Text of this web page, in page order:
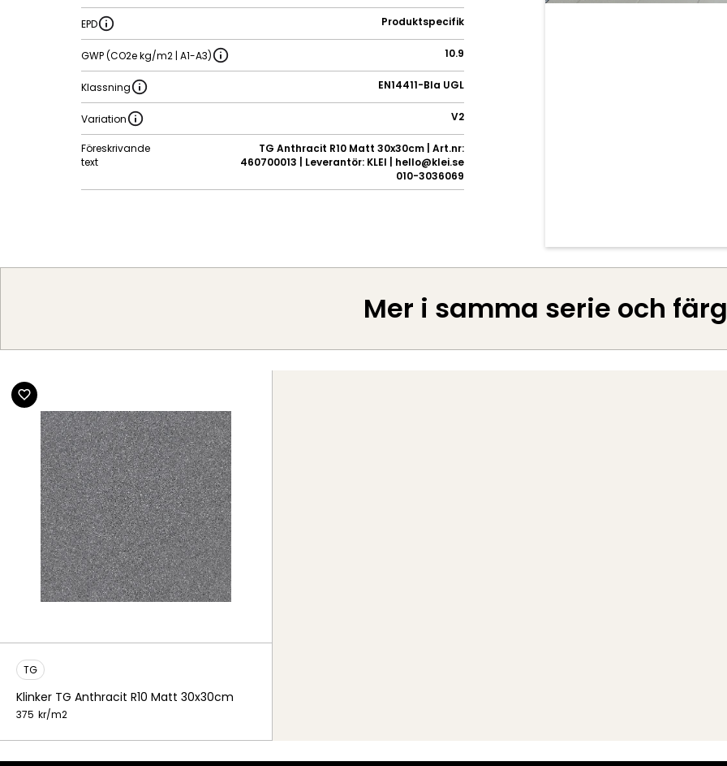
EPD Produktspecifik
GWP (CO2e kg/m2 | A1-A3) 10.9
Klassning EN14411-BIa UGL
Variation V2
Föreskrivande
text
TG Anthracit R10 Matt 30x30cm | Art.nr:
460700013 | Leverantör: KLEI | hello@klei.se
010-3036069
Mer i samma serie och färg
TG
Klinker TG Anthracit R10 Matt 30x30cm
375 kr/m2